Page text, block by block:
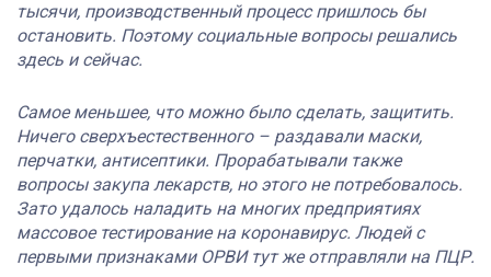
тысячи, производственный процесс пришлось бы
остановить. Поэтому социальные вопросы решались
здесь и сейчас.
Самое меньшее, что можно было сделать, защитить.
Ничего сверхъестественного – раздавали маски,
перчатки, антисептики. Прорабатывали также
вопросы закупа лекарств, но этого не потребовалось.
Зато удалось наладить на многих предприятиях
массовое тестирование на коронавирус. Людей с
первыми признаками ОРВИ тут же отправляли на ПЦР.